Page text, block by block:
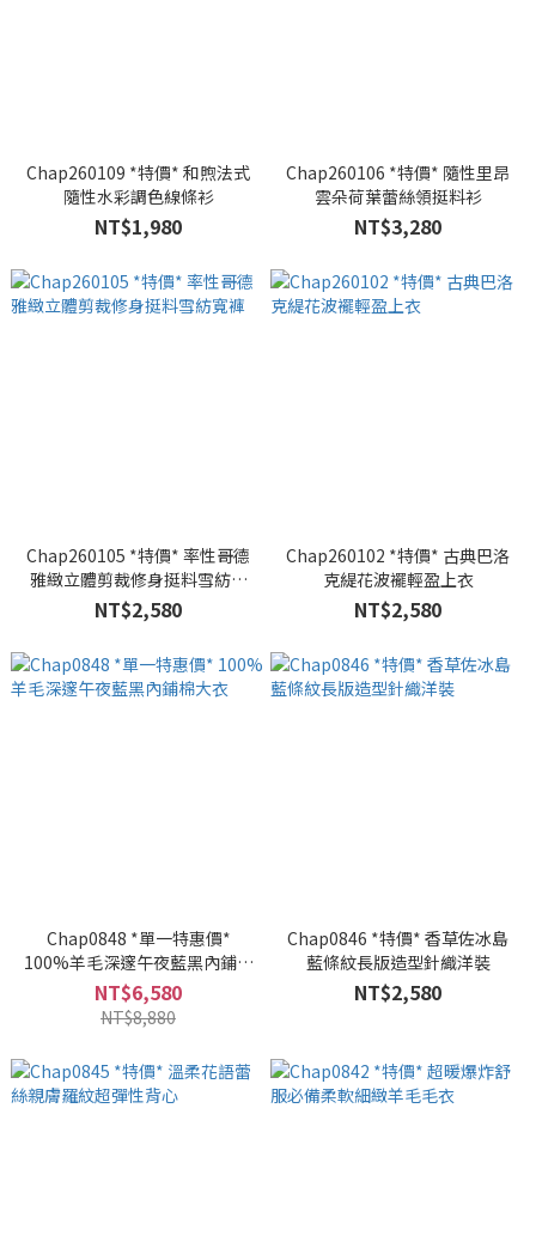
Chap260109 *特價* 和煦法式
隨性水彩調色線條衫
NT$1,980
Chap260106 *特價* 隨性里昂
雲朵荷葉蕾絲領挺料衫
NT$3,280
Chap260105 *特價* 率性哥德
雅緻立體剪裁修身挺料雪紡寬
褲
NT$2,580
Chap260102 *特價* 古典巴洛
克緹花波襬輕盈上衣
NT$2,580
Chap0848 *單一特惠價*
100%羊毛深邃午夜藍黑內鋪棉
大衣
NT$6,580
NT$8,880
Chap0846 *特價* 香草佐冰島
藍條紋長版造型針織洋裝
NT$2,580